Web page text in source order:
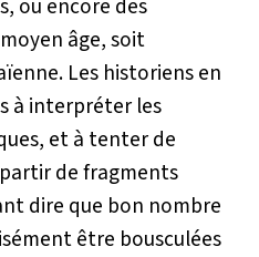
ou encore des
âge, soit
Les historiens en
à interpréter les
et à tenter de
de fragments
dire que bon nombre
être bousculées